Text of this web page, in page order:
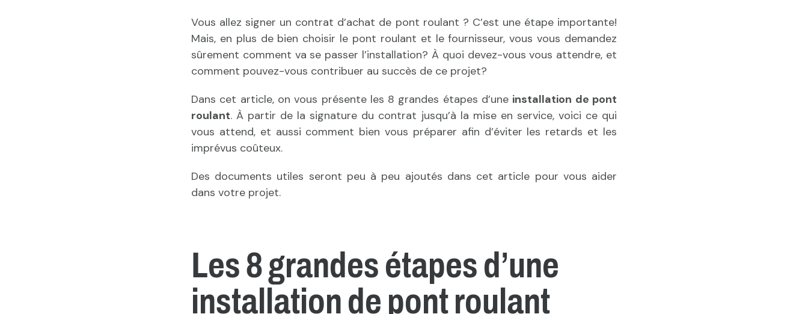
Vous allez signer un contrat d’achat de pont roulant ? C’est une étape importante!
Mais, en plus de bien choisir le pont roulant et le fournisseur, vous vous demandez
sûrement comment va se passer l’installation? À quoi devez-vous vous attendre, et
comment pouvez-vous contribuer au succès de ce projet?
Dans cet article, on vous présente les 8 grandes étapes d’une installation de pont
roulant. À partir de la signature du contrat jusqu’à la mise en service, voici ce qui
vous attend, et aussi comment bien vous préparer afin d’éviter les retards et les
imprévus coûteux.
Des documents utiles seront peu à peu ajoutés dans cet article pour vous aider
dans votre projet.
Les 8 grandes étapes d’une
installation de pont roulant